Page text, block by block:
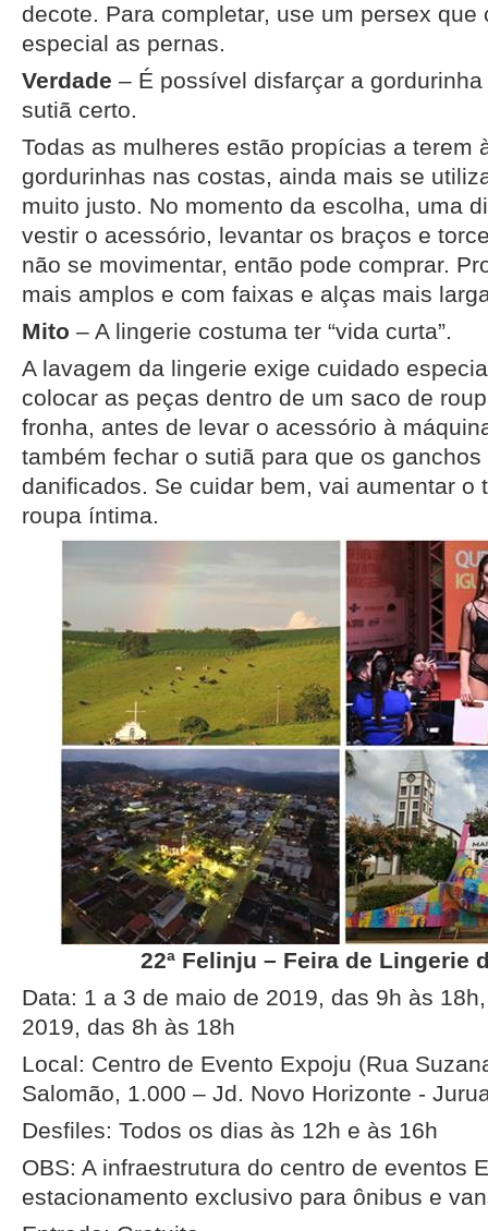
decote. Para completar, use um persex que
especial as pernas.
Verdade – É possível disfarçar a
sutiã certo.
Todas as mulheres estão propícias a terem
gordurinhas nas costas, ainda mais se
muito justo. No momento da escolha, uma
vestir o acessório, levantar os braços e
não se movimentar, então pode comprar.
mais amplos e com faixas e alças mais
Mito – A lingerie costuma ter “vida curta”.
A lavagem da lingerie exige cuidado
colocar as peças dentro de um saco de
fronha, antes de levar o acessório à
também fechar o sutiã para que os
danificados. Se cuidar bem, vai aumentar o
roupa íntima.
22ª Felinju – Feira de Lingerie
Data: 1 a 3 de maio de 2019, das 9h às
2019, das 8h às 18h
Local: Centro de Evento Expoju (Rua
Salomão, 1.000 – Jd. Novo Horizonte -
Desfiles: Todos os dias às 12h e às 16h
OBS: A infraestrutura do centro de eventos
estacionamento exclusivo para ônibus e